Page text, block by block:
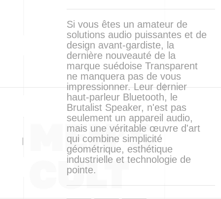
Si vous êtes un amateur de
solutions audio puissantes et de
design avant-gardiste, la
dernière nouveauté de la
marque suédoise Transparent
ne manquera pas de vous
impressionner. Leur dernier
haut-parleur Bluetooth, le
Brutalist Speaker, n'est pas
seulement un appareil audio,
mais une véritable œuvre d'art
qui combine simplicité
géométrique, esthétique
industrielle et technologie de
pointe.